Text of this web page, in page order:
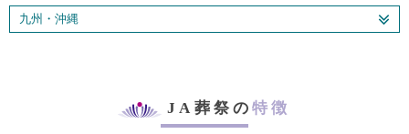
九州・沖縄
JA葬祭の特徴